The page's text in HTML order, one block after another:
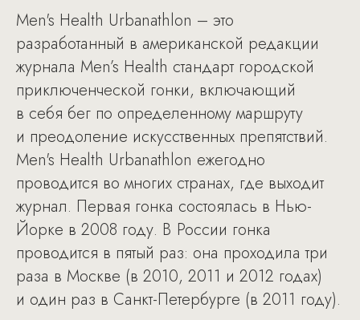
Men's Health Urbanathlon – это
разработанный в американской редакции
журнала Men’s Health стандарт городской
приключенческой гонки, включающий
в себя бег по определенному маршруту
и преодоление искусственных препятствий.
Men's Health Urbanathlon ежегодно
проводится во многих странах, где выходит
журнал. Первая гонка состоялась в Нью-
Йорке в 2008 году. В России гонка
проводится в пятый раз: она проходила три
раза в Москве (в 2010, 2011 и 2012 годах)
и один раз в Санкт-Петербурге (в 2011 году).